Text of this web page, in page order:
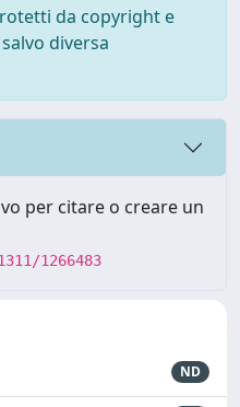
da copyright e
diversa
per citare o creare un
1266483
ND